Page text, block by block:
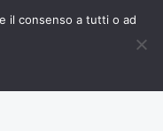
il consenso a tutti o ad